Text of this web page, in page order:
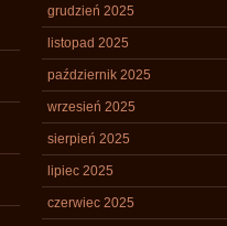
grudzień 2025
listopad 2025
październik 2025
wrzesień 2025
sierpień 2025
lipiec 2025
czerwiec 2025